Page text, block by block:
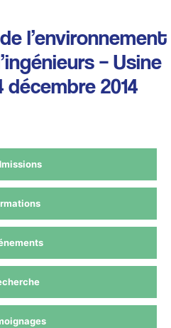
l’environnement
– Usine
2014